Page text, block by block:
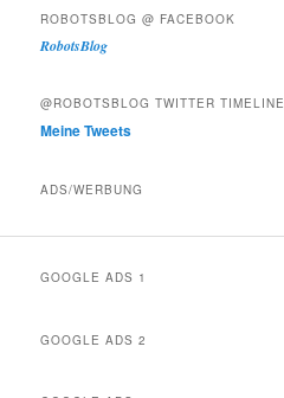
ROBOTSBLOG @ FACEBOOK
RobotsBlog
@ROBOTSBLOG TWITTER TIMELINE
Meine Tweets
ADS/WERBUNG
GOOGLE ADS 1
GOOGLE ADS 2